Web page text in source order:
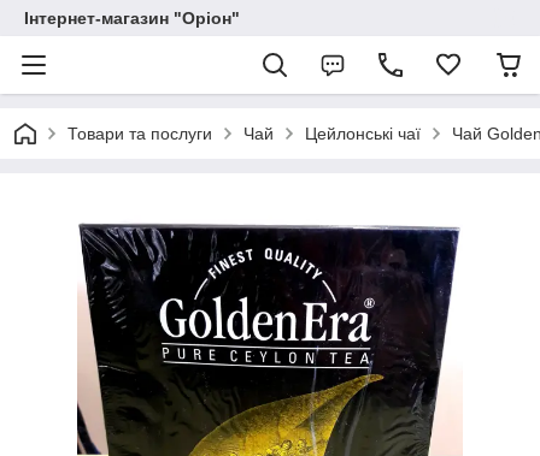
Інтернет-магазин "Оріон"
Товари та послуги Чай Цейлонські чаї Чай